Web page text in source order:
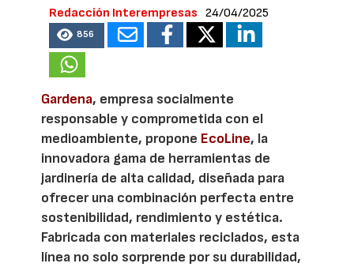
Redacción Interempresas 24/04/2025
856
Gardena, empresa socialmente
responsable y comprometida con el
medioambiente, propone EcoLine, la
innovadora gama de herramientas de
jardinería de alta calidad, diseñada para
ofrecer una combinación perfecta entre
sostenibilidad, rendimiento y estética.
Fabricada con materiales reciclados, esta
línea no solo sorprende por su durabilidad,